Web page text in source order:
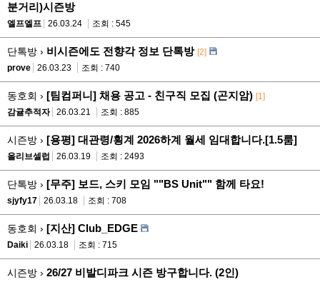
분거리)시즌방
엘프엘프 26.03.24 조회 : 545
단톡방 › 비시즌에도 전향각 정보 단톡방 [2]
prove
26.03.23 조회 : 740
동호회 › [팀컴퍼니] 채용 공고 - 친구직 모집 (곤지암) [1]
감귤추적자
26.03.21 조회 : 885
시즌방 › ​​​​​​​[용평] 대관령/횡계 2026하계 월세 임대합니다.[1.5룸]
올리브셀럽 26.03.19 조회 : 2493
단톡방 › [무주] 보드, 스키 모임 ""BS Unit"" 함께 타요!
sjyfy17 26.03.18 조회 : 708
동호회 › [지산] Club_EDGE
Daiki 26.03.18 조회 : 715
시즌방 › 26/27 비발디파크 시즌 방구합니다. (2인)